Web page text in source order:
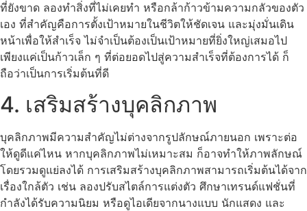
ที่ยังขาด ลองทำสิ่งที่ไม่เคยทำ หรือกล้าก้าวข้ามความกลัวของตัว
เอง ที่สำคัญคือการตั้งเป้าหมายในชีวิตให้ชัดเจน และมุ่งมั่นเดิน
หน้าเพื่อให้สำเร็จ ไม่จำเป็นต้องเป็นเป้าหมายที่ยิ่งใหญ่เสมอไป
เพียงแค่เป็นก้าวเล็ก ๆ ที่ต่อยอดไปสู่ความสำเร็จที่ต้องการได้ ก็
ถือว่าเป็นการเริ่มต้นที่ดี
4. เสริมสร้างบุคลิกภาพ
บุคลิกภาพมีความสำคัญไม่ต่างจากรูปลักษณ์ภายนอก เพราะต่อ
ให้ดูดีแค่ไหน หากบุคลิกภาพไม่เหมาะสม ก็อาจทำให้ภาพลักษณ์
โดยรวมดูแย่ลงได้ การเสริมสร้างบุคลิกภาพสามารถเริ่มต้นได้จาก
เรื่องใกล้ตัว เช่น ลองปรับสไตล์การแต่งตัว ศึกษาเทรนด์แฟชั่นที่
กำลังได้รับความนิยม หรือดูไอเดียจากนางแบบ นักแสดง และ